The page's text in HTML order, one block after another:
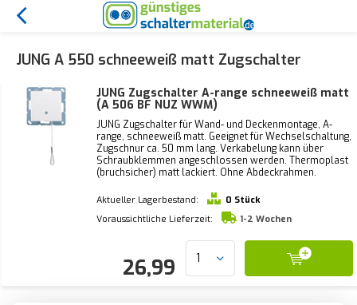
JUNG A 550 schneeweiß matt Zugschalter
JUNG Zugschalter A-range schneeweiß matt
(A 506 BF NUZ WWM)
JUNG Zugschalter für Wand- und Deckenmontage, A-
range, schneeweiß matt. Geeignet für Wechselschaltung,
Zugschnur ca. 50 mm lang. Verkabelung kann über
Schraubklemmen angeschlossen werden. Thermoplast
(bruchsicher) matt lackiert. Ohne Abdeckrahmen.
Aktueller Lagerbestand:
0 Stück
Voraussichtliche Lieferzeit:
1-2 Wochen
26,99